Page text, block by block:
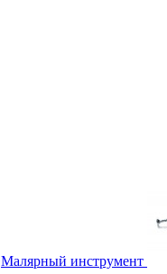
Малярный инструмент